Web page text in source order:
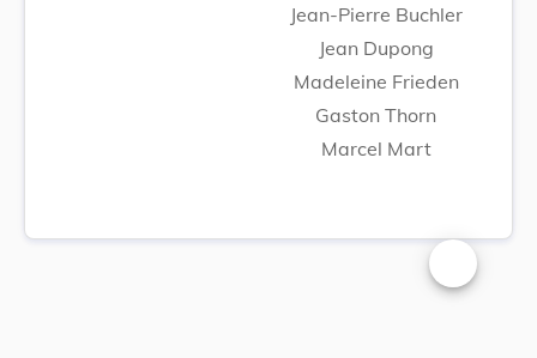
Jean-Pierre Buchler
Jean Dupong
Madeleine Frieden
Gaston Thorn
Marcel Mart
Changer la